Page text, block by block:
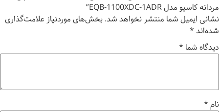
مردانه کاسیو مدل EQB-1100XDC-1ADR”
نشانی ایمیل شما منتشر نخواهد شد. بخش‌های موردنیاز علامت‌گذاری
شده‌اند *
دیدگاه شما *
نام *